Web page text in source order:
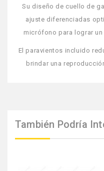
Su diseño de cuello de
ajuste diferenciadas
micrófono para lograr
El paravientos incluido
brindar una
También Podría